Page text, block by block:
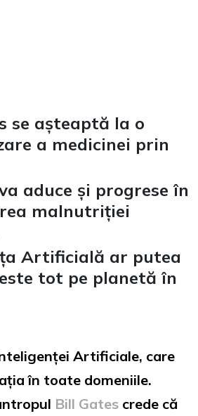
se așteaptă la o
a medicinei prin
aduce și progrese în
malnutriției
Artificială ar putea
tot pe planetă în
Artificiale, care
în toate domeniile.
Bill Gates crede că